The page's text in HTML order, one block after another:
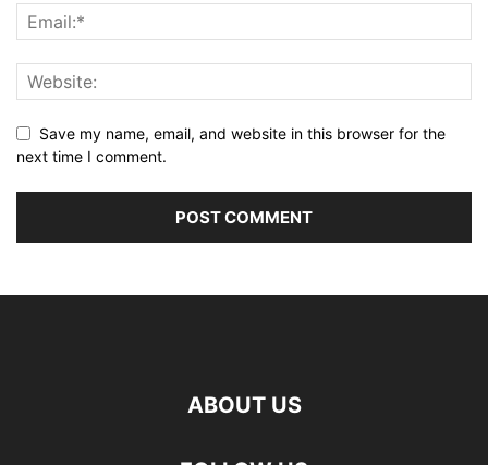
Save my name, email, and website in this browser for the
next time I comment.
ABOUT US